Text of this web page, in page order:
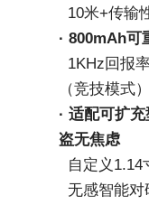
10米+传
· 800mAh可
1KHz回报
（竞技模式）
· 适配可扩
盗无焦虑
自定义1.14
无感智能对